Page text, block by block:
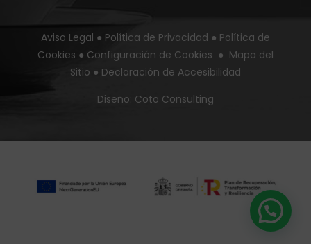
Aviso Legal ● Política de Privacidad ● Política de
Cookies ● Configuración de Cookies ● Mapa del
Sitio ● Declaración de Accesibilidad
Diseño: Coto Consulting